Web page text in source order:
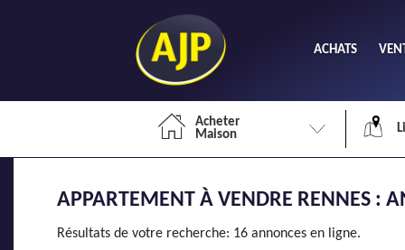
ACHATS
Acheter
Maison
APPARTEMENT À VENDRE RENNES :
Résultats de votre recherche: 16 annonces en ligne.